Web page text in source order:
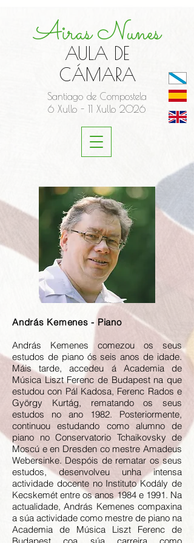
Airas Nunes
AULA DE
CÁMARA
Santiago de Compostela
6 Xullo - 11 Xullo 2026
András Kemenes - Piano
András Kemenes comezou os seus
estudos de piano ós seis anos de idade.
Máis tarde, accedeu á Academia de
Música Liszt Ferenc de Budapest na que
estudou con Pál Kadosa, Ferenc Rados e
György Kurtág, rematando os seus
estudos no ano 1982. Posteriormente,
continuou estudando como alumno de
piano no Conservatorio Tchaikovsky de
Moscú e en Dresden co mestre Amadeus
Webersinke. Despóis de rematar os seus
estudos, desenvolveu unha intensa
actividade docente no Instituto Kodály de
Kecskemét entre os anos 1984 e 1991. Na
actualidade, András Kemenes compaxina
a súa actividade como mestre de piano na
Academia de Música Liszt Ferenc de